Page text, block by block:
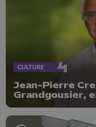
CULTURE
Jean-Pierre
Grandgousier,